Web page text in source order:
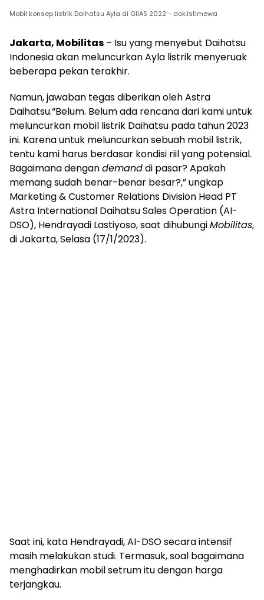
Mobil konsep listrik Daihatsu Ayla di GIIAS 2022 - dok.Istimewa
Jakarta, Mobilitas – Isu yang menyebut Daihatsu
Indonesia akan meluncurkan Ayla listrik menyeruak
beberapa pekan terakhir.
Namun, jawaban tegas diberikan oleh Astra
Daihatsu.“Belum. Belum ada rencana dari kami untuk
meluncurkan mobil listrik Daihatsu pada tahun 2023
ini. Karena untuk meluncurkan sebuah mobil listrik,
tentu kami harus berdasar kondisi riil yang potensial.
Bagaimana dengandemanddi pasar? Apakah
memang sudah benar-benar besar?,” ungkap
Marketing & Customer Relations Division Head PT
Astra International Daihatsu Sales Operation (AI-
DSO), Hendrayadi Lastiyoso, saat dihubungiMobilitas,
di Jakarta, Selasa (17/1/2023).
Saat ini, kata Hendrayadi, AI-DSO secara intensif
masih melakukan studi. Termasuk, soal bagaimana
menghadirkan mobil setrum itu dengan harga
terjangkau.